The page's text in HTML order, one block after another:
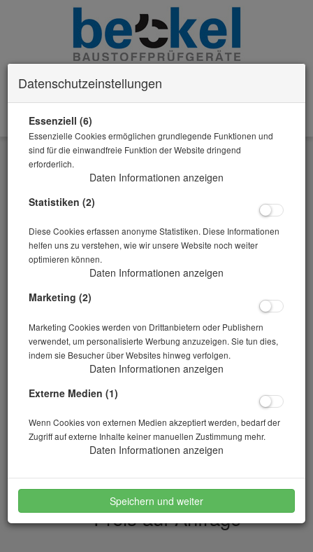
Zurück
Alle Artikel zeigen aus: Mischer
Zwangsmischer DZ 100 VS
Artikelnr.: 10-00252
Preis auf Anfrage*
Datenschutzeinstellungen
Essenziell (6)
Essenzielle Cookies ermöglichen grundlegende Funktionen und
sind für die einwandfreie Funktion der Website dringend
erforderlich.
Daten Informationen anzeigen
Statistiken (2)
Diese Cookies erfassen anonyme Statistiken. Diese Informationen
helfen uns zu verstehen, wie wir unsere Website noch weiter
optimieren können.
Daten Informationen anzeigen
Marketing (2)
Marketing Cookies werden von Drittanbietern oder Publishern
verwendet, um personalisierte Werbung anzuzeigen. Sie tun dies,
indem sie Besucher über Websites hinweg verfolgen.
Daten Informationen anzeigen
Externe Medien (1)
Wenn Cookies von externen Medien akzeptiert werden, bedarf der
Zugriff auf externe Inhalte keiner manuellen Zustimmung mehr.
Daten Informationen anzeigen
Speichern und weiter